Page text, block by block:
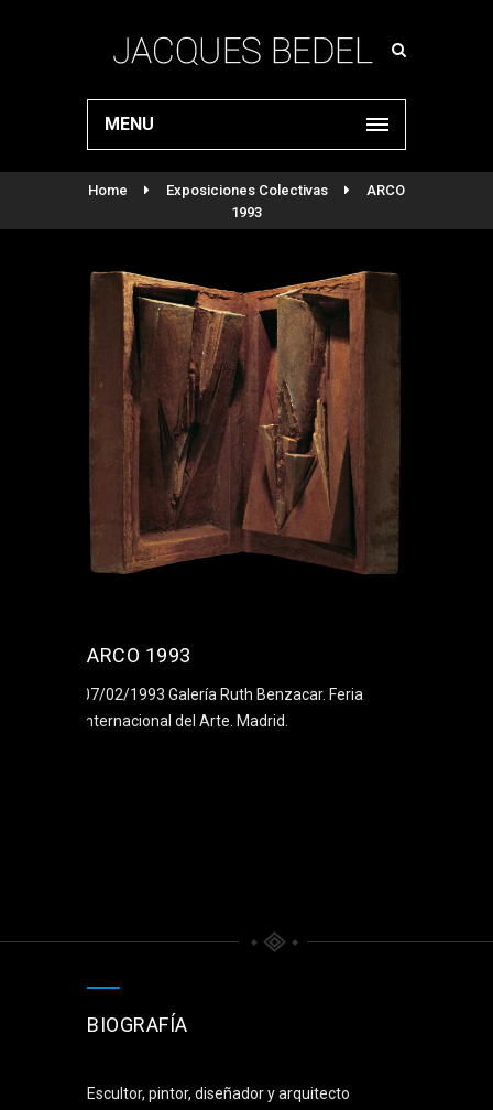
MENU
Home Exposiciones Colectivas
ARCO
1993
ARCO 1993
07/02/1993 Galería Ruth Benzacar. Feria
Internacional del Arte. Madrid.
BIOGRAFÍA
Escultor, pintor, diseñador y arquitecto